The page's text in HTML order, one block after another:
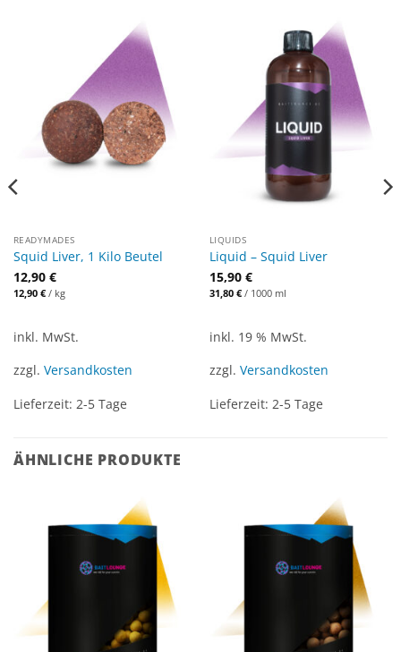
READYMADES
Squid Liver, 1 Kilo Beutel
12,90 €
12,90 €/ kg
inkl. MwSt.
zzgl. Versandkosten
Lieferzeit: 2-5 Tage
LIQUIDS
Liquid – Squid Liver
15,90 €
31,80 €/ 1000 ml
inkl. 19 % MwSt.
zzgl. Versandkosten
Lieferzeit: 2-5 Tage
ÄHNLICHE PRODUKTE